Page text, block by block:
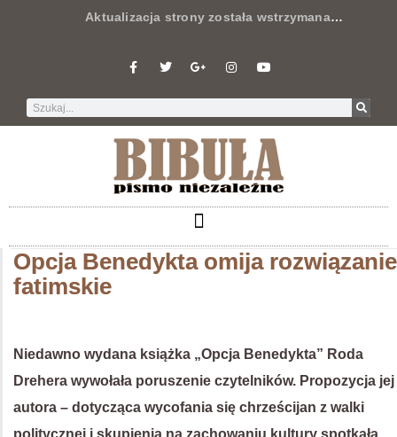
Aktualizacja strony została wstrzymana…
Opcja Benedykta omija rozwiązanie
fatimskie
Niedawno wydana książka „Opcja Benedykta” Roda
Drehera wywołała poruszenie czytelników. Propozycja jej
autora – dotycząca wycofania się chrześcijan z walki
politycznej i skupienia na zachowaniu kultury spotkała